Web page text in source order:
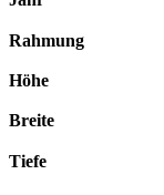
Rahmung
Höhe
Breite
Tiefe